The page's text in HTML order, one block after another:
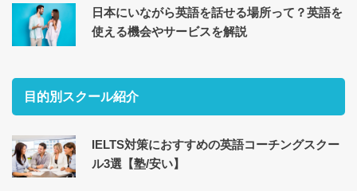
日本にいながら英語を話せる場所って？英語を
使える機会やサービスを解説
目的別スクール紹介
IELTS対策におすすめの英語コーチングスクー
ル3選【塾/安い】